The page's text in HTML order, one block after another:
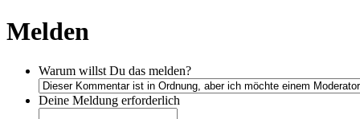
Melden
Warum willst Du das melden?
Deine Meldung erforderlich